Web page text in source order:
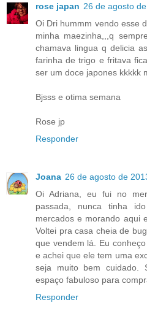
rose japan 26 de agosto
Oi Dri hummm vendo esse
minha maezinha,,,q
chamava lingua q delicia
farinha de trigo e fritava
ser um doce japones kkkkk
Bjsss e otima semana
Rose jp
Responder
Joana 26 de agosto de
Oi Adriana, eu fui no
passada, nunca tinha
mercados e morando aqui
Voltei pra casa cheia de
que vendem lá. Eu
e achei que ele tem uma
seja muito bem cuidado.
espaço fabuloso para
Responder